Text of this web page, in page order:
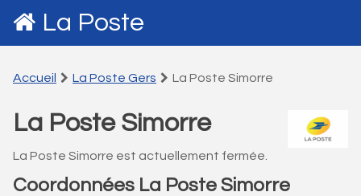
La Poste
Accueil La Poste Gers La Poste Simorre
La Poste Simorre
La Poste Simorre est actuellement fermée.
Coordonnées La Poste Simorre